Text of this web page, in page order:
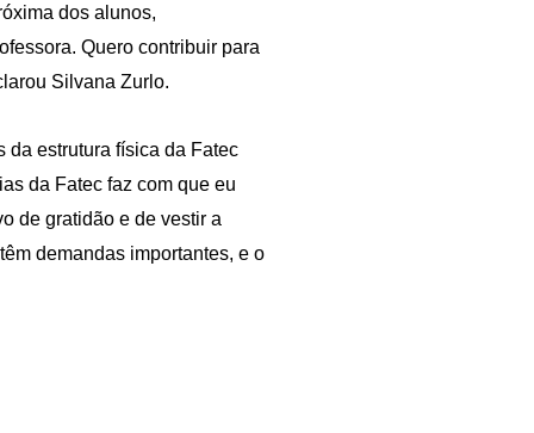
dos alunos,
Quero contribuir para
Silvana Zurlo.
da estrutura física da Fatec
da Fatec faz com que eu
de gratidão e de vestir a
demandas importantes, e o